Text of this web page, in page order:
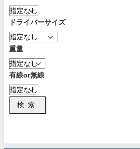
ドライバーサイズ
重量
有線or無線
検索